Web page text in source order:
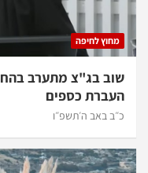
מחוץ לחיפה
שוב בג"צ מתערב
העברת כספים
כ״ב באב ה׳תשפ״ו